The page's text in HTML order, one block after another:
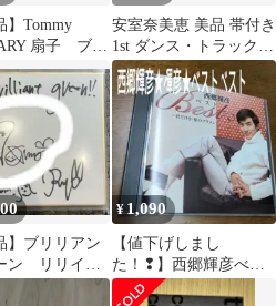
】Tommy
扇子 ブリ
グリーン 未
安室奈美恵 美品 帯付き
1st ダンス・トラックス
VOL.1 TRY ME
】ブリリアン
ン リリイ
直筆サイン
¥ 1,090
【値下げしまし
た！❢】西郷輝彦べス
ト 保存版音源